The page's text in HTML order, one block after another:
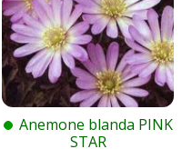
Anemone blanda PINK
STAR